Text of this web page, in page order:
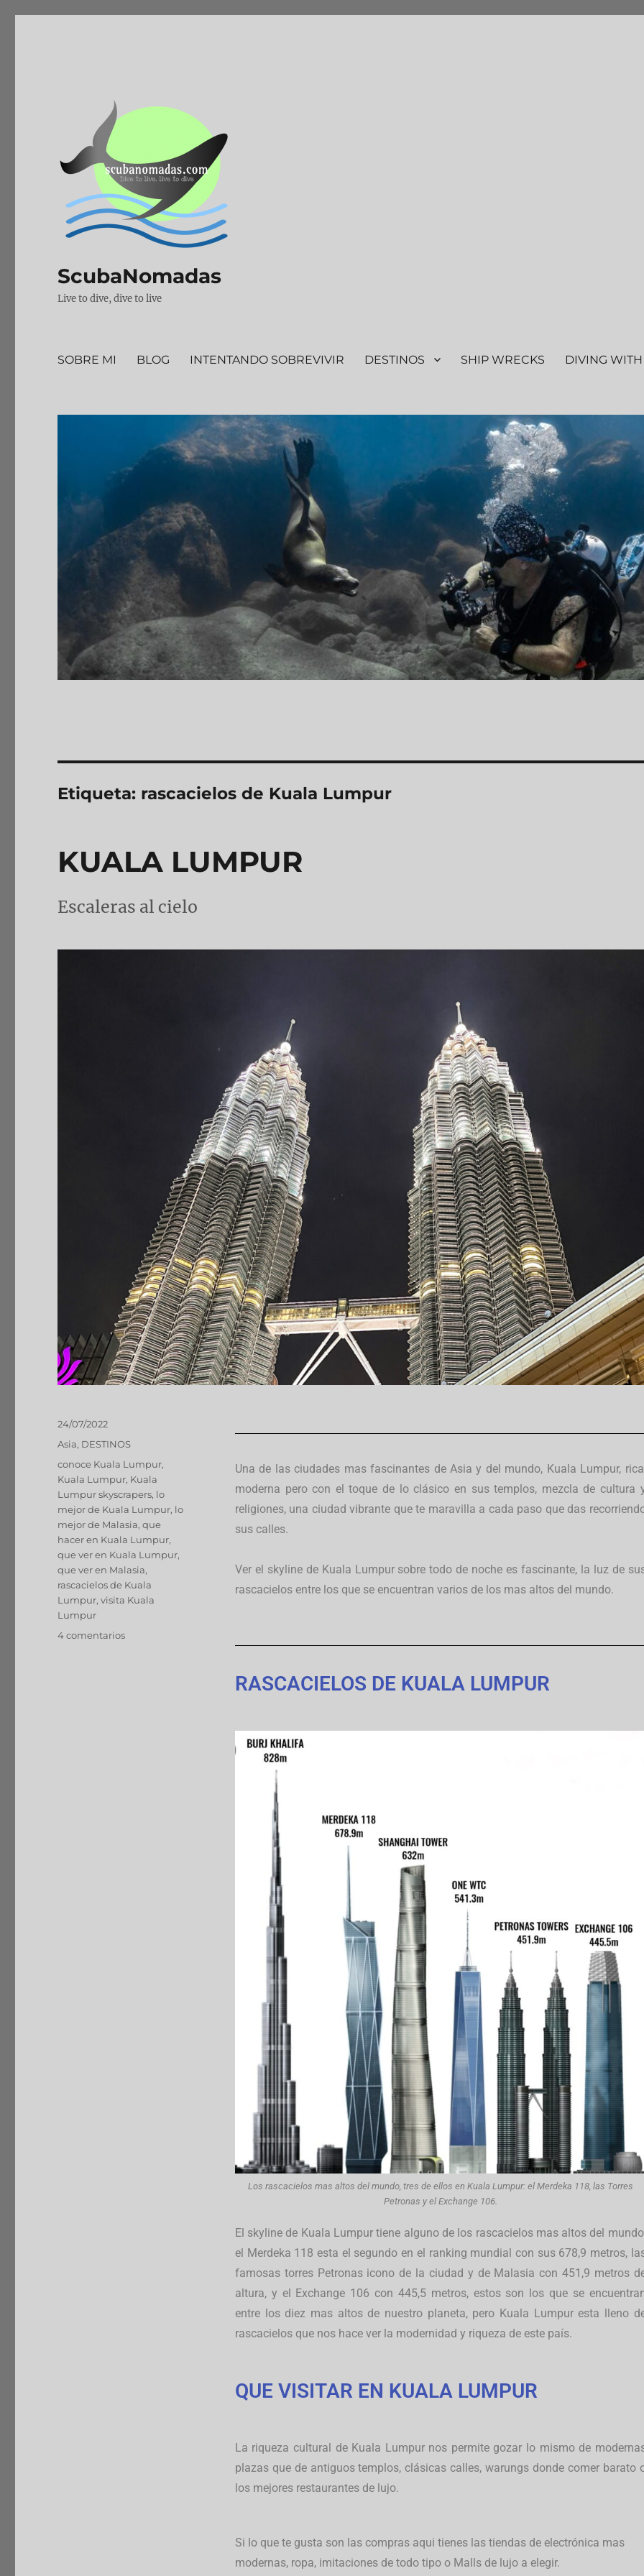
ScubaNomadas
Live to dive, dive to live
SOBRE MI BLOG INTENTANDO SOBREVIVIR DESTINOS SHIP WRECKS DIVING WITH
Etiqueta: rascacielos de Kuala Lumpur
KUALA LUMPUR
Escaleras al cielo
Una de las ciudades mas fascinantes de Asia y del mundo, Kuala Lumpur,
moderna pero con el toque de lo clásico en sus templos, mezcla de cultura
religiones, una ciudad vibrante que te maravilla a cada paso que das
sus calles.
Ver el skyline de Kuala Lumpur sobre todo de noche es fascinante, la luz de
rascacielos entre los que se encuentran varios de los mas altos del mundo.
RASCACIELOS DE KUALA LUMPUR
Los rascacielos mas altos del mundo, tres de ellos en Kuala Lumpur: el Merdeka 118, las Torres
Petronas y el Exchange 106.
El skyline de Kuala Lumpur tiene alguno de los rascacielos mas altos del
el Merdeka 118 esta el segundo en el ranking mundial con sus 678,9 metros,
famosas torres Petronas icono de la ciudad y de Malasia con 451,9 metros
altura, y el Exchange 106 con 445,5 metros, estos son los que se
entre los diez mas altos de nuestro planeta, pero Kuala Lumpur esta lleno
rascacielos que nos hace ver la modernidad y riqueza de este país.
QUE VISITAR EN KUALA LUMPUR
La riqueza cultural de Kuala Lumpur nos permite gozar lo mismo de
plazas que de antiguos templos, clásicas calles, warungs donde comer barato
los mejores restaurantes de lujo.
Si lo que te gusta son las compras aqui tienes las tiendas de electrónica mas
modernas, ropa, imitaciones de todo tipo o Malls de lujo a elegir.
24/07/2022
Asia, DESTINOS
conoce Kuala Lumpur,
Kuala Lumpur, Kuala
Lumpur skyscrapers, lo
mejor de Kuala Lumpur, lo
mejor de Malasia,que
hacer en Kuala Lumpur,
que ver en Kuala Lumpur,
que ver en Malasia,
rascacielos de Kuala
Lumpur,visita Kuala
Lumpur
4 comentarios